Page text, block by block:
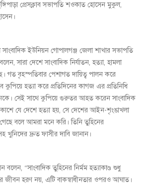
প্রেসক্লাব সভাপতি শওকাত হোসেন মুকুল,
সাংবাদিক ইউনিয়ন গোপালগঞ্জ জেলা শাখার সভাপতি
সারা দেশে সাংবাদিক নির্যাতন, হত্যা, হামলা
গত বৃহস্পতিবার পেশাগত দায়িত্ব পালন করে
কুপিয়ে হত্যা করে প্রতিদিনের কাগজ এর প্রতিনিধি
সেই সাথে কুপিয়ে গুরুতর আহত করেন সাংবাদিক
যে দেশে হত্যা হয়, সে দেশের আইন-শৃংঙাখলা
গেছে বলে আমরা মনে করি। তিনি তুহিনের
খুনিদের দ্রুত ফাসীর দাবি জানান।
বলেন, “সাংবাদিক তুহিনের নির্মম হত্যাকাণ্ড শুধু
জীবন হরণ নয়, এটি বাকস্বাধীনতার ওপরও আঘাত।